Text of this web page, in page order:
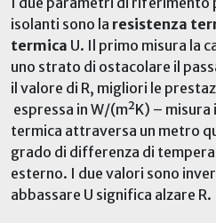
isolanti sono la resistenza
termica U. Il primo misura la
uno strato di ostacolare il
il valore di R, migliori le
espressa in W/(m²K) –
termica attraversa un metro
grado di differenza di
esterno. I due valori sono
abbassare U significa alzare R.